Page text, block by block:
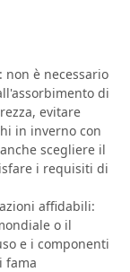
è necessario
di
evitare
in inverno con
scegliere il
i requisiti di
affidabili:
o il
e i componenti
fama